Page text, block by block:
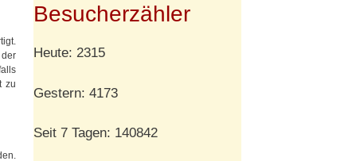
zu
Besucherzähler
Heute: 2315
Gestern: 4173
Seit 7 Tagen: 140842